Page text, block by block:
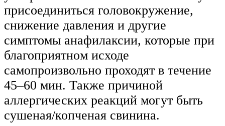
присоединиться головокружение,
снижение давления и другие
симптомы анафилаксии, которые при
благоприятном исходе
самопроизвольно проходят в течение
45–60 мин. Также причиной
аллергических реакций могут быть
сушеная/копченая свинина.